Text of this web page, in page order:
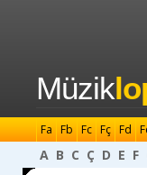
Müzik
Fa Fb Fc Fç Fd
A B C Ç D E F